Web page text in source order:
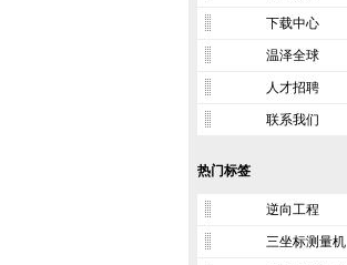
下载中心
温泽全球
人才招聘
联系我们
热门标签
逆向工程
三坐标测量机